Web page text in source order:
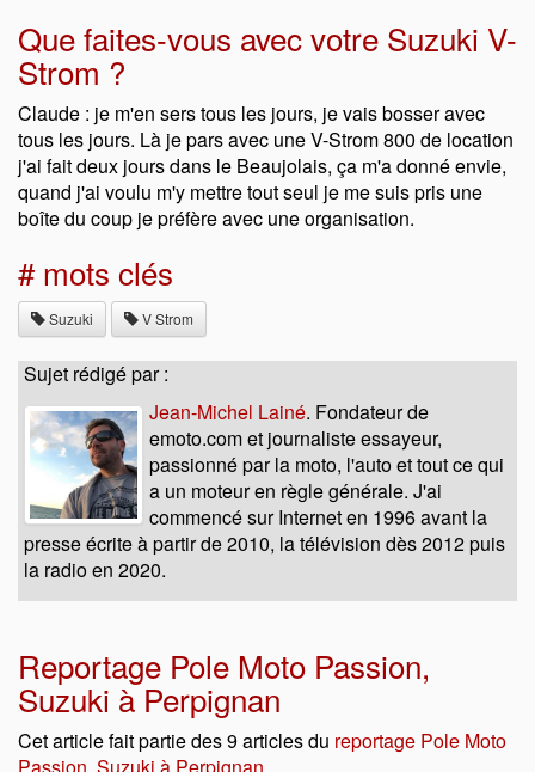
Que faites-vous avec votre Suzuki V-
Strom ?
Claude : je m'en sers tous les jours, je vais bosser avec
tous les jours. Là je pars avec une V-Strom 800 de location
j'ai fait deux jours dans le Beaujolais, ça m'a donné envie,
quand j'ai voulu m'y mettre tout seul je me suis pris une
boîte du coup je préfère avec une organisation.
# mots clés
Suzuki V Strom
Sujet rédigé par :
Jean-Michel Lainé. Fondateur de
emoto.com et journaliste essayeur,
passionné par la moto, l'auto et tout ce qui
a un moteur en règle générale. J'ai
commencé sur Internet en 1996 avant la
presse écrite à partir de 2010, la télévision dès 2012 puis
la radio en 2020.
Reportage Pole Moto Passion,
Suzuki à Perpignan
Cet article fait partie des 9 articles du reportage Pole Moto